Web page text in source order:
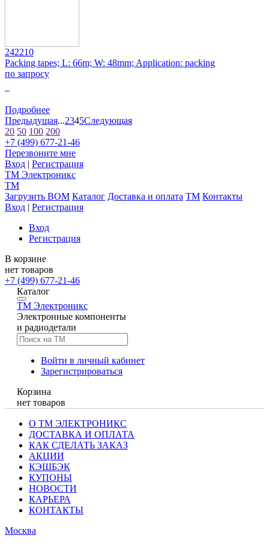
242210
Packing tapes; L: 66m; W: 48mm; Application: packing
по запросу
Подробнее
Предыдущая...2345Следующая
20 50 100 200
+7 (499) 677-21-46
Перезвоните мне
Вход | Регистрация
TM Электроникс
TM
Загрузить BOM Каталог Доставка и оплата TM Контакты
Вход | Регистрация
Вход
Регистрация
В корзине
нет товаров
+7 (499) 677-21-46
Каталог
TM Электроникс
Электронные компоненты
и радиодетали
Войти в личный кабинет
Зарегистрироваться
Корзина
нет товаров
О ТМ ЭЛЕКТРОНИКС
ДОСТАВКА И ОПЛАТА
КАК СДЕЛАТЬ ЗАКАЗ
АКЦИИ
КЭШБЭК
КУПОНЫ
НОВОСТИ
КАРЬЕРА
КОНТАКТЫ
Москва